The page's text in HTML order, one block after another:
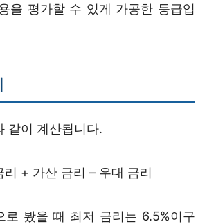
을 평가할 수 있게 가공한 등급입
같이 계산됩니다.
리 + 가산 금리 – 우대 금리
로 봤을 때 최저 금리는 6.5%이구